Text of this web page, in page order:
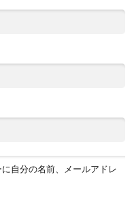
自分の名前、メールアドレ